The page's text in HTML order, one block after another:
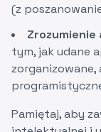
(z
tym, jak udane
Pamiętaj, aby